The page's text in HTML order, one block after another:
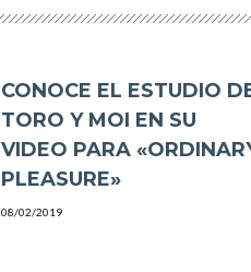
CONOCE EL ESTUDIO
TORO Y MOI EN SU
VIDEO PARA
PLEASURE»
08/02/2019